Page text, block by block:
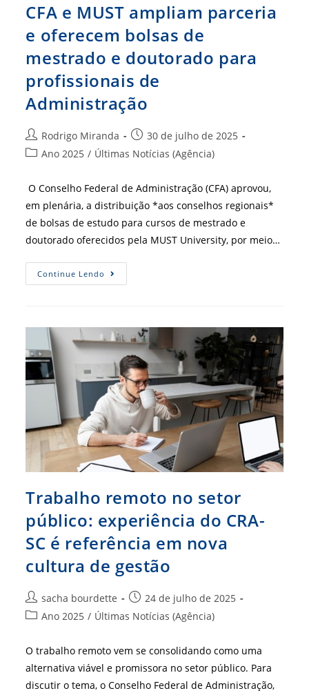
CFA e MUST ampliam parceria
e oferecem bolsas de
mestrado e doutorado para
profissionais de
Administração
Autor
do
Rodrigo Miranda
Post
publicado:
30 de julho de 2025
Categoria
post:
Ano 2025 / Últimas Notícias (Agência)
O Conselho Federal de Administração (CFA) aprovou,
em plenária, a distribuição *aos conselhos regionais*
de bolsas de estudo para cursos de mestrado e
doutorado oferecidos pela MUST University, por meio…
Continue Lendo CFA
E
Oferecem
Bolsas
De
Mestrado
Doutorado
Para
Profissionais
De
Administração
Trabalho remoto no setor
público: experiência do CRA-
SC é referência em nova
cultura de gestão
Autor
do
sacha bourdette
Post
publicado:
24 de julho de 2025
Categoria
post:
Ano 2025 / Últimas Notícias (Agência)
O trabalho remoto vem se consolidando como uma
alternativa viável e promissora no setor público. Para
discutir o tema, o Conselho Federal de Administração,